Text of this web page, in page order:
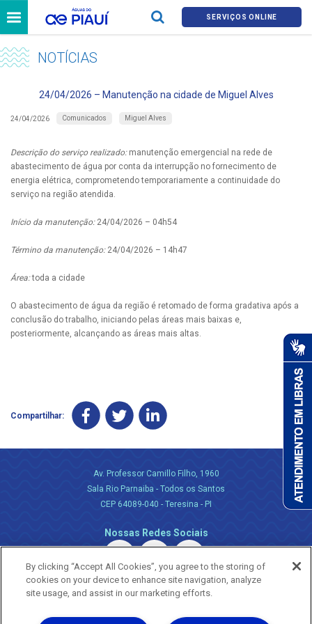
SERVIÇOS ONLINE
NOTÍCIAS
24/04/2026 – Manutenção na cidade de Miguel Alves
24/04/2026 Comunicados Miguel Alves
Descrição do serviço realizado:manutenção emergencial na rede de
abastecimento de água por conta da interrupção no fornecimento de
energia elétrica, comprometendo temporariamente a continuidade do
serviço na região atendida.
Início da manutenção:24/04/2026 – 04h54
Término da manutenção:24/04/2026 – 14h47
Área:toda a cidade
O abastecimento de água da região é retomado de forma gradativa após a
conclusão do trabalho, iniciando pelas áreas mais baixas e,
posteriormente, alcançando as áreas mais altas.
Compartilhar:
Av. Professor Camillo Filho, 1960
Sala Rio Parnaiba - Todos os Santos
CEP 64089-040 - Teresina - PI
Nossas Redes Sociais
By clicking “Accept All Cookies”, you agree to the storing of
cookies on your device to enhance site navigation, analyze
site usage, and assist in our marketing efforts.